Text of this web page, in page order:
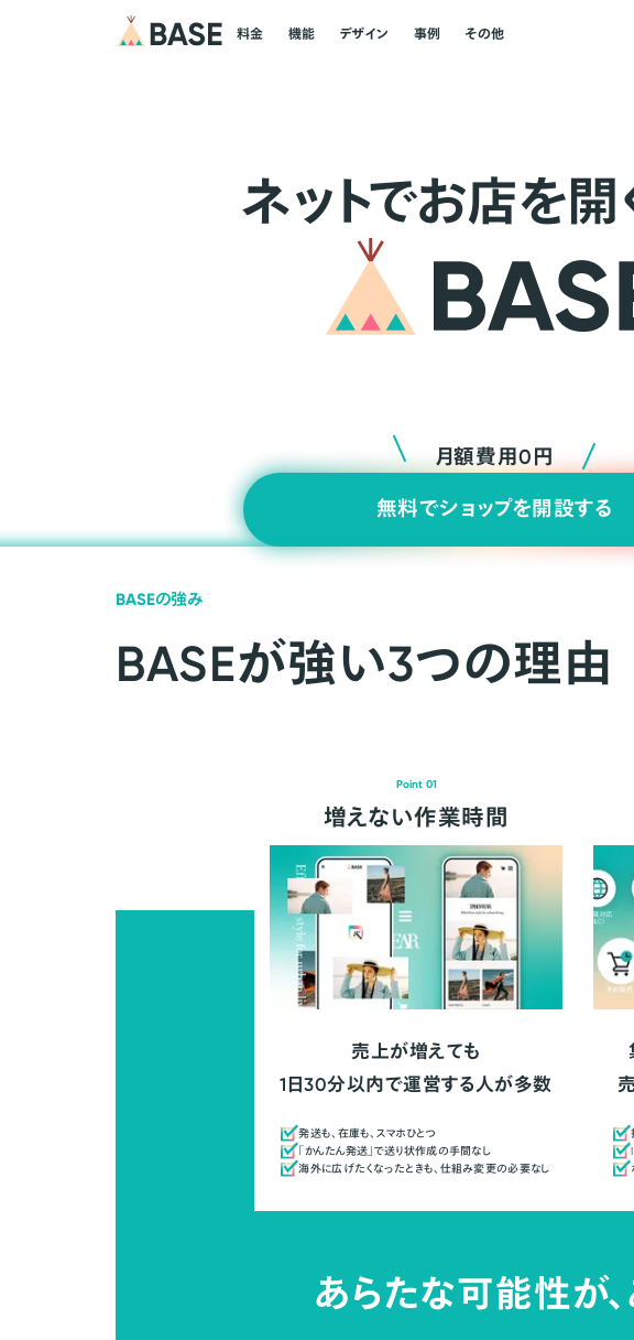
料金 機能 デザイン 事例 その他
ネッ トでお店を開
月額費用0円
無料でショップを開設する
BASEの強み
BASEが強い3つの理由
Point 01
増えない作業時間
売上が増えても
1日30分以内で運営する人が多数
発送も、在庫も、スマホひとつ
「かんたん発送」で送り状作成の手間なし
海外に広げたくなったときも、仕組み変更の必要なし
あらたな可能性が、